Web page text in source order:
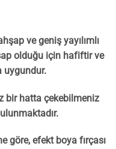
ve geniş yayılımlı
olduğu için hafiftir ve
uygundur.
bir hatta çekebilmeniz
göre, efekt boya fırçası